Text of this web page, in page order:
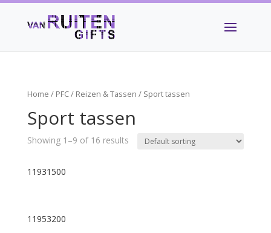
Home / PFC/ Reizen & Tassen / Sport tassen
Sport tassen
Showing 1–9 of 16 results
11931500
11953200